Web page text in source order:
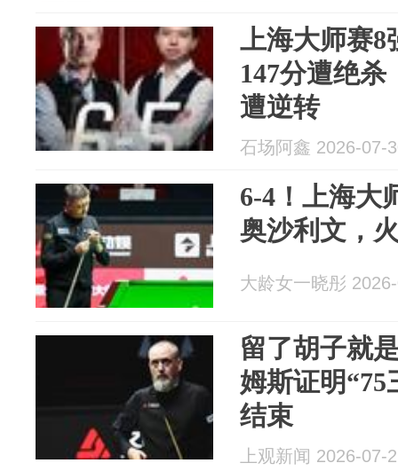
上海大师赛8
147分遭绝杀
遭逆转
石场阿鑫 2026-07-
6-4！上海大
奥沙利文，
大龄女一晓彤
留了胡子就
姆斯证明“75
结束
上观新闻 2026-07-